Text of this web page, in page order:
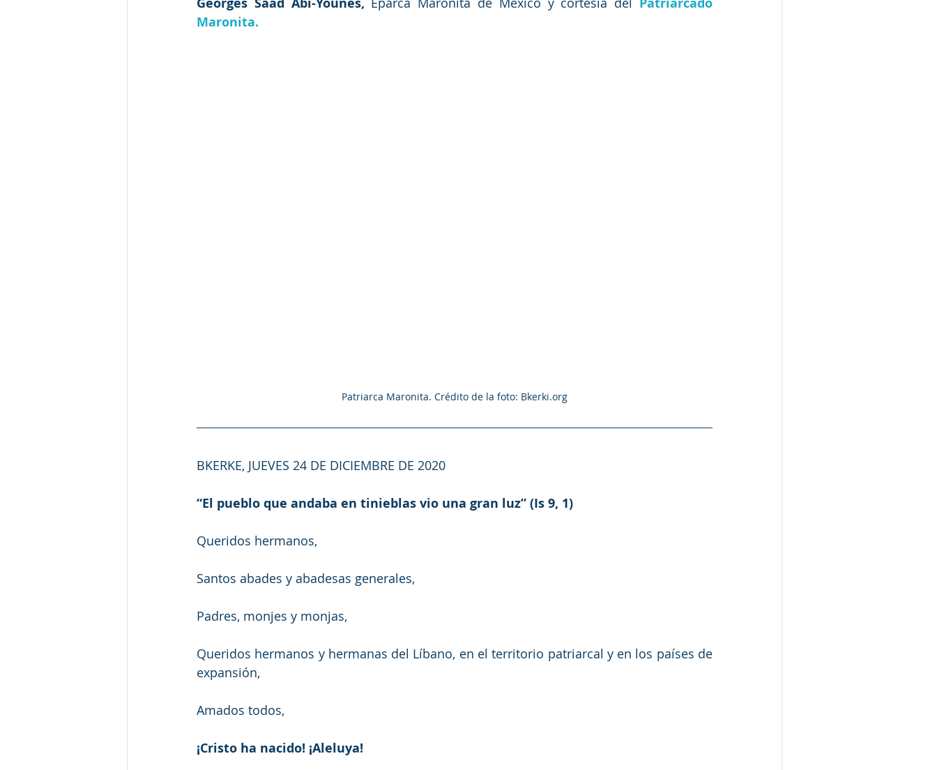
Maronita.
Patriarca Maronita. Crédito de la foto: Bkerki.org
BKERKE, JUEVES 24 DE DICIEMBRE DE 2020
“El pueblo que andaba en tinieblas vio una gran luz” (Is 9, 1)
Queridos hermanos,
Santos abades y abadesas generales,
Padres, monjes y monjas,
Queridos hermanos y hermanas del Líbano, en el territorio patriarcal y en los países de
expansión,
Amados todos,
¡Cristo ha nacido! ¡Aleluya!